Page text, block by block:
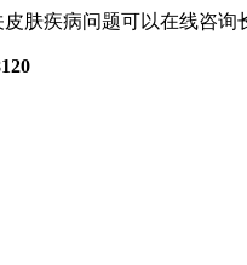
肤疾病问题可以在线咨询